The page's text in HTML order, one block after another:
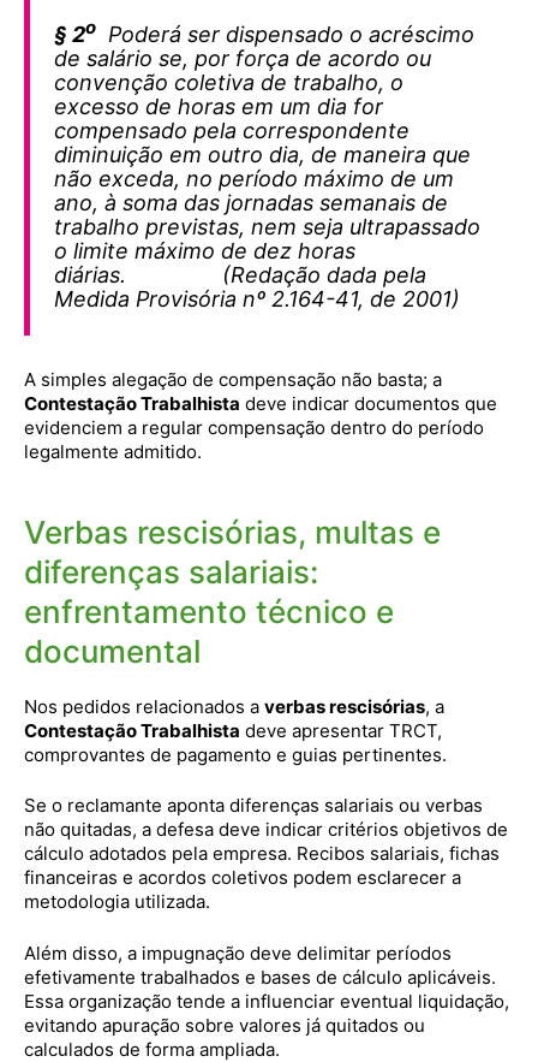
§ 2o Poderá ser dispensado o acréscimo
de salário se, por força de acordo ou
convenção coletiva de trabalho, o
excesso de horas em um dia for
compensado pela correspondente
diminuição em outro dia, de maneira que
não exceda, no período máximo de um
ano, à soma das jornadas semanais de
trabalho previstas, nem seja ultrapassado
o limite máximo de dez horas
diárias. (Redação dada pela
Medida Provisória nº 2.164-41, de 2001)
A simples alegação de compensação não basta; a
Contestação Trabalhista deve indicar documentos que
evidenciem a regular compensação dentro do período
legalmente admitido.
Verbas rescisórias, multas e
diferenças salariais:
enfrentamento técnico e
documental
Nos pedidos relacionados a verbas rescisórias, a
Contestação Trabalhista deve apresentar TRCT,
comprovantes de pagamento e guias pertinentes.
Se o reclamante aponta diferenças salariais ou verbas
não quitadas, a defesa deve indicar critérios objetivos de
cálculo adotados pela empresa. Recibos salariais, fichas
financeiras e acordos coletivos podem esclarecer a
metodologia utilizada.
Além disso, a impugnação deve delimitar períodos
efetivamente trabalhados e bases de cálculo aplicáveis.
Essa organização tende a influenciar eventual liquidação,
evitando apuração sobre valores já quitados ou
calculados de forma ampliada.